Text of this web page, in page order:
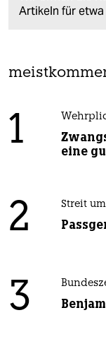
Artikeln für
1
eine
2 Streit
3